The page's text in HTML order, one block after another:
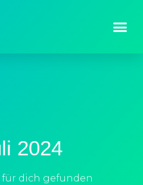
2024
für dich gefunden